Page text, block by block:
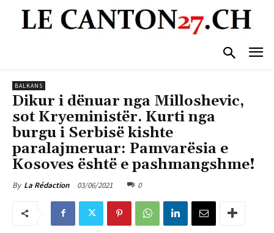
BALKANS
Dikur i dënuar nga Milloshevic,
sot Kryeministër. Kurti nga
burgu i Serbisë kishte
paralajmeruar: Pamvarësia e
Kosoves është e pashmangshme!
By La Rédaction 03/06/2021 0